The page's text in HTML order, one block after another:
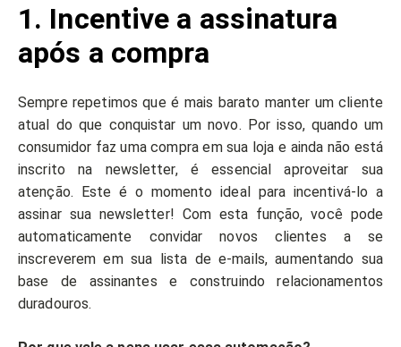
1. Incentive a assinatura
após a compra
Sempre repetimos que é mais barato manter um cliente
atual do que conquistar um novo. Por isso, quando um
consumidor faz uma compra em sua loja e ainda não está
inscrito na newsletter, é essencial aproveitar sua
atenção. Este é o momento ideal para incentivá-lo a
assinar sua newsletter! Com esta função, você pode
automaticamente convidar novos clientes a se
inscreverem em sua lista de e-mails, aumentando sua
base de assinantes e construindo relacionamentos
duradouros.